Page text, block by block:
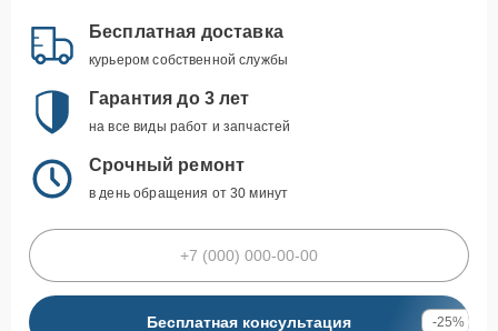
Бесплатная доставка
курьером собственной службы
Гарантия до 3 лет
на все виды работ и запчастей
Срочный ремонт
в день обращения от 30 минут
Бесплатная консультация -25%